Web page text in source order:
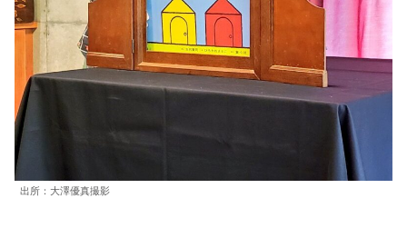
出所：大澤優真撮影